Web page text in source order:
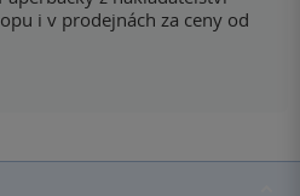
i v prodejnách za ceny od